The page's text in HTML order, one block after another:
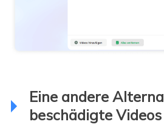
Eine andere
beschädigte